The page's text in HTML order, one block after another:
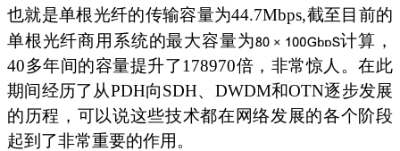
也就是单根光纤的传输容量为44.7Mbps,截至目前的
单根光纤商用系统的最大容量为
计算，
40多年间的容量提升了178970倍，非常惊人。在此
期间经历了从PDH向SDH、DWDM和OTN逐步发展
的历程，可以说这些技术都在网络发展的各个阶段
起到了非常重要的作用。